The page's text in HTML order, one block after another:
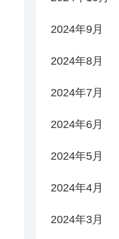
2024年9月
2024年8月
2024年7月
2024年6月
2024年5月
2024年4月
2024年3月